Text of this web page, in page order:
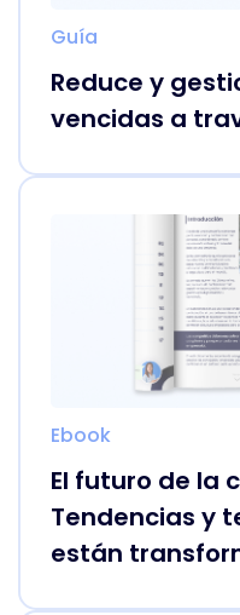
Guía
Reduce y
vencidas a
Ebook
El futuro de la
Tendencias y
están